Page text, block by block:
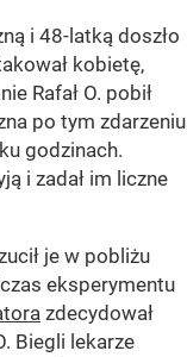
i 48-latką doszło
kobietę,
Rafał O. pobił
po tym zdarzeniu
godzinach.
i zadał im liczne
je w pobliżu
eksperymentu
zdecydował
Biegli lekarze